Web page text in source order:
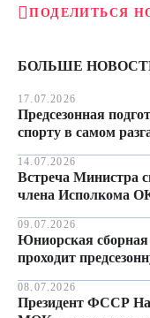
ПОДЕЛИТЬСЯ
БОЛЬШЕ
17.07.2026
Предсезонная
спорту в самом
14.07.2026
Встреча Министра
члена Исполкома
09.07.2026
Юниорская сборная
проходит
08.07.2026
Президент ФССР